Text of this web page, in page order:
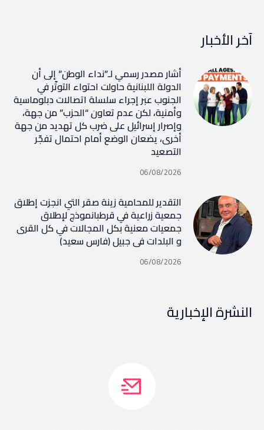
آخر الأخبار
أشار مصدر رسمي لـ”نداء الوطن” إلى أن
الدولة اللبنانية حاولت احتواء التوتّر في
الجنوب عبر إجراء سلسلة اتصالات دبلوماسية
وأمنية، لكن عدم تعاون “الحزب” من جهة،
وإصرار إسرائيل على ضرب كل تهديد من جهة
أخرى، يضعان الوضع أمام احتمال تفجّر
التصعيد
06/08/2026
التقدير للمحامية زينة صقر التي انجزت إطلاق
جمعية زراعية في قرطبانموذج لإطلاق
جمعيات معنية بكل المجالات في كل القرى
و البلدات في جبيل (فارس سعيد)
06/08/2026
النشرة الإخبارية